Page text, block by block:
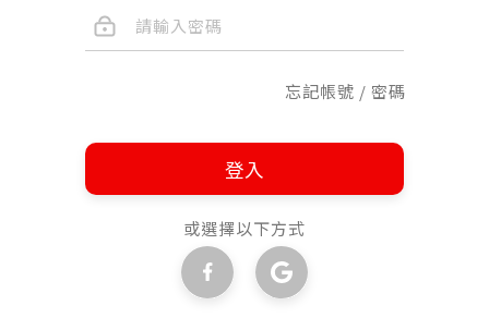
忘記帳號 / 密碼
登入
或選擇以下方式